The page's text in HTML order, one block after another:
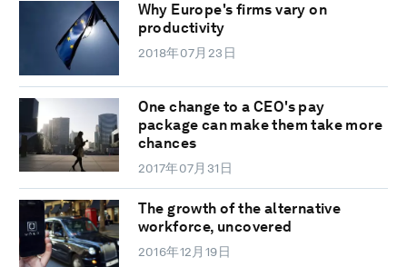
Why Europe's firms vary on
productivity
2018年07月23日
One change to a CEO's pay
package can make them take more
chances
2017年07月31日
The growth of the alternative
workforce, uncovered
2016年12月19日